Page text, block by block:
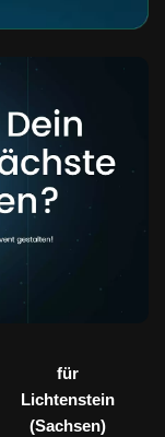
für
Lichtenstein
(Sachsen)